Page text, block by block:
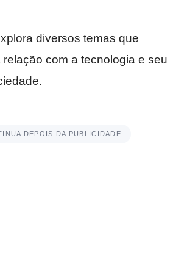
diversos temas que
relação com a tecnologia e seu
DEPOIS DA PUBLICIDADE